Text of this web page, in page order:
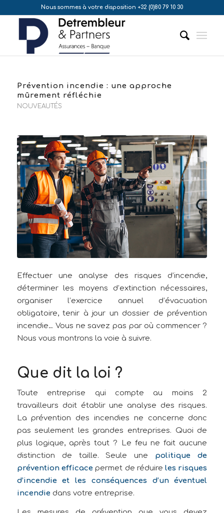
Nous sommes à votre disposition +32 (0)80 79 10 30
Prévention incendie : une approche
mûrement réfléchie
NOUVEAUTÉS
Effectuer une analyse des risques d’incendie,
déterminer les moyens d’extinction nécessaires,
organiser l’exercice annuel d’évacuation
obligatoire, tenir à jour un dossier de prévention
incendie… Vous ne savez pas par où commencer ?
Nous vous montrons la voie à suivre.
Que dit la loi ?
Toute entreprise qui compte au moins 2
travailleurs doit établir une analyse des risques.
La prévention des incendies ne concerne donc
pas seulement les grandes entreprises. Quoi de
plus logique, après tout ? Le feu ne fait aucune
distinction de taille. Seule une politique de
prévention efficace permet de réduireles risques
d’incendie et les conséquences d’un éventuel
incendie dans votre entreprise.